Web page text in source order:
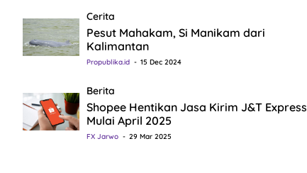
Cerita
Pesut Mahakam, Si Manikam dari
Kalimantan
Propublika.id 15 Dec 2024
Berita
Shopee Hentikan Jasa Kirim J&T Express
Mulai April 2025
FX Jarwo 29 Mar 2025